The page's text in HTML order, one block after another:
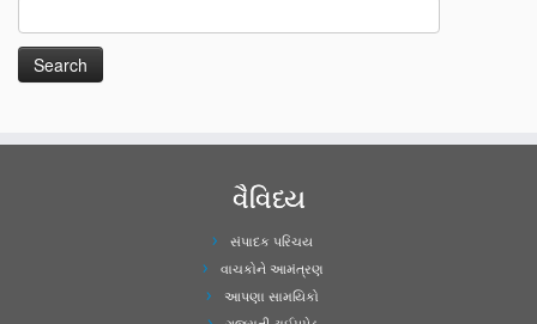
વૈવિધ્ય
સંપાદક પરિચય
વાચકોને આમંત્રણ
આપણા સામયિકો